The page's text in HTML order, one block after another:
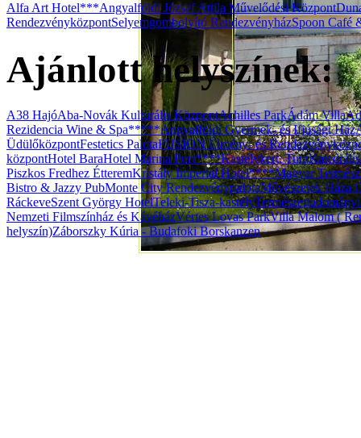
Alfa Art Hotel***Angyalföldi József Attila Művelődési Központ
RendezvényközpontSelyemgombolyító RendezvényházSpoon Café
Ajánlott helyszínek:
A38 HajóAba-Novák Kulturális KözpontAchilles ParkÁdám Villa
Rezidencia Wine & Spa*****Angyalföldi Gyermek- és Ifjúsági Ház
ÜdülőközpontFestetics PalotaFUSION Élmény- és
központHotel BaraHotel Marina Port****Kastélykert, Tura
Piszkos Fredhez ÉtteremKristály Imperial Hotel****Magyar
Bistro & Jazzy PubMonte City RendezvénypalotaMűvészetek Háza
RáckeveSzent György HotelTeleki-Tisza-kastély
Nemzeti Filmszínház és KávéházVértes Lovas ParkVilla Malom (
helyszín)Záborszky Kúria - Budafoki Borskanzen